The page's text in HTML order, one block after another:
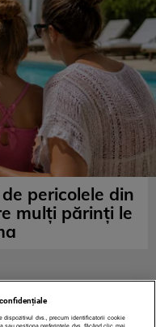
pericolele din
mulți părinți le
confidențiale
dvs., precum identificatorii cookie
sau gestiona preferințele dvs. făcând clic mai